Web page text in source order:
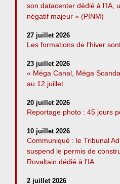
son datacenter dédié à l’IA,
négatif majeur » (PINM)
27 juillet 2026
Les formations de l’hiver
23 juillet 2026
« Méga Canal, Méga
au 12 juillet
20 juillet 2026
Reportage photo : 45 jours
10 juillet 2026
Communiqué : le Tribunal
suspend le permis de
Rovaltain dédié à l’IA
2 juillet 2026